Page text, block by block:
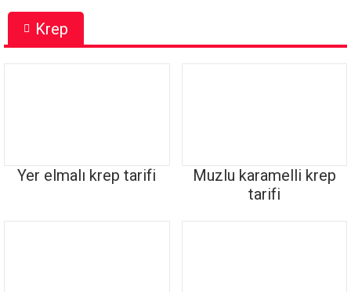
Krep
Yer elmalı krep tarifi
Muzlu karamelli krep
tarifi